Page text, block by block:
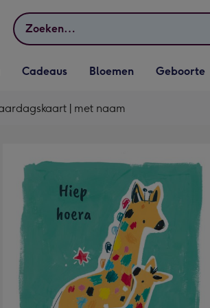
Zoeken
Vervolgkeuzelijst
Cadeaus openen
Cadeaus
Vervolgkeuzelijst
Bloemen openen
Bloemen
Vervolgkeuzelijst
Geboorte openen
Geboorte
| met naam